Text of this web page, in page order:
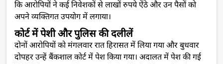
कि आरोपियों ने कई निवेशकों से लाखों रुपये ऐंठे और उन पैसों को
अपने व्यक्तिगत उपयोग में लगाया।
कोर्ट में पेशी और पुलिस की दलीलें
दोनों आरोपियों को मंगलवार रात हिरासत में लिया गया और बुधवार
दोपहर उन्हें बैंकशाल कोर्ट में पेश किया गया। अदालत में पेश की गई